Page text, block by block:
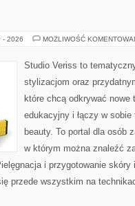
- 2026 MOŻLIWOŚĆ
Studio Veriss to
stylizacjom oraz
które chcą odkrywać nowe
edukacyjny i łączy w
beauty. To portal dla osób
w którym można znaleźć
i przygotowanie
przede wszystkim na